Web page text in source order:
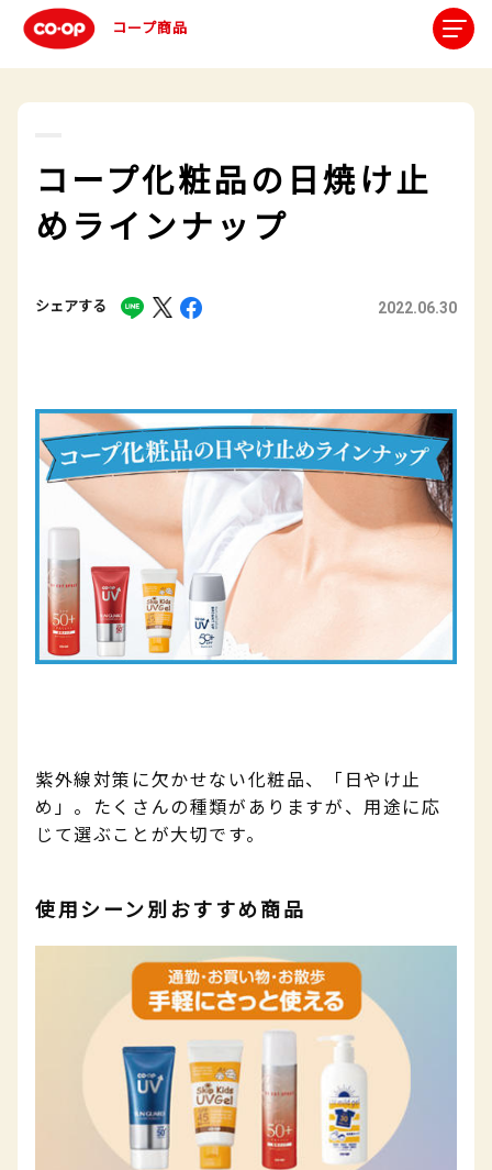
コープ商品
コープ化粧品の日焼け止
めラインナップ
シェアする 2022.06.30
紫外線対策に欠かせない化粧品、「日やけ止
め」。たくさんの種類がありますが、用途に応
じて選ぶことが大切です。
使用シーン別おすすめ商品